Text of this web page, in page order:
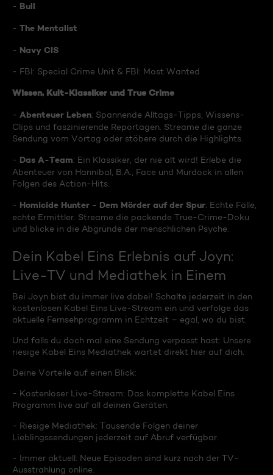
- Bull
- The Mentalist
- Navy CIS
- FBI: Special Crime Unit & FBI: Most Wanted
Wissen, Kult-Klassiker und True Crime
- Abenteuer Leben: Spannende Alltags-Tipps, Wissens-
Clips und faszinierende Reportagen. Streame die ganze
Sendung vom Vortag oder stöbere durch die Highlights.
- Das A-Team: Ein Klassiker, der nie alt wird! Erlebe die
Abenteuer von Hannibal, B.A., Face und Murdock in allen
Folgen des Action-Hits.
- Homicide Hunter - Dem Mörder auf der Spur: Echte Fälle,
echte Ermittler. Streame die packende True-Crime-Doku
und blicke in die Abgründe der menschlichen Psyche.
Dein Kabel Eins Erlebnis auf Joyn:
Live-TV und Mediathek in Einem
Bei Joyn bist du immer live dabei! Schalte jederzeit in den
kostenlosen Kabel Eins Live-Stream ein und verfolge das
aktuelle Fernsehprogramm in Echtzeit – egal, wo du bist.
Und falls du doch mal eine Sendung verpasst hast: Unsere
riesige Kabel Eins Mediathek wartet direkt hier auf dich.
Deine Vorteile auf einen Blick:
- Kostenloser Live-Stream: Das komplette Kabel Eins
Programm live auf all deinen Geräten.
- Riesige Mediathek: Tausende Folgen deiner
Lieblingssendungen jederzeit auf Abruf verfügbar.
- Immer aktuell: Neue Episoden sind kurz nach der TV-
Ausstrahlung online.